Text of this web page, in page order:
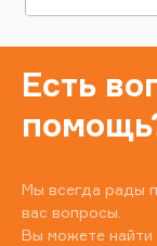
Есть
Мы всегда рады
вас вопросы.
Вы можете